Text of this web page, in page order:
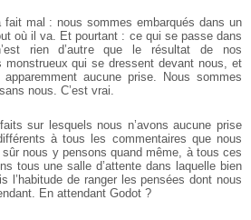
mal : nous sommes embarqués dans un
où il va. Et pourtant : ce qui se passe dans
rien d’autre que le résultat de nos
qui se dressent devant nous, et
aucune prise. Nous sommes
nous. C’est vrai.
sur lesquels nous n’avons aucune prise
à tous les commentaires que nous
nous y pensons quand même, à tous ces
tous une salle d’attente dans laquelle bien
l’habitude de ranger les pensées dont nous
En attendant Godot ?